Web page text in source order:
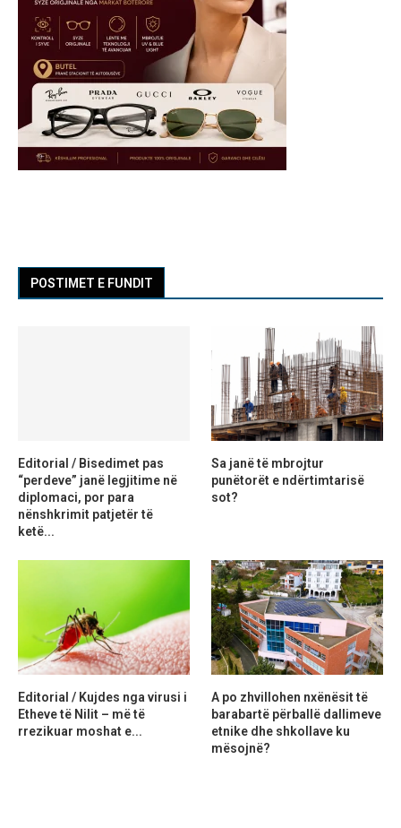
POSTIMET E FUNDIT
Editorial / Bisedimet pas
“perdeve” janë legjitime në
diplomaci, por para
nënshkrimit patjetër të
ketë...
Sa janë të mbrojtur
punëtorët e ndërtimtarisë
sot?
Editorial / Kujdes nga virusi i
Etheve të Nilit – më të
rrezikuar moshat e...
A po zhvillohen nxënësit të
barabartë përballë dallimeve
etnike dhe shkollave ku
mësojnë?